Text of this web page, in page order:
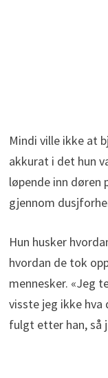
Mindi ville ikke at
akkurat i det hun
løpende inn
gjennom
Hun husker
hvordan de tok
mennesker. «Jeg
visste jeg ikke hva
fulgt etter han, så